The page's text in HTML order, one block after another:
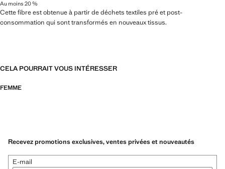
Au moins 20 %
Cette fibre est obtenue à partir de déchets textiles pré et post-
consommation qui sont transformés en nouveaux tissus.
CELA POURRAIT VOUS INTÉRESSER
FEMME
Recevez promotions exclusives, ventes privées et nouveautés
E-mail